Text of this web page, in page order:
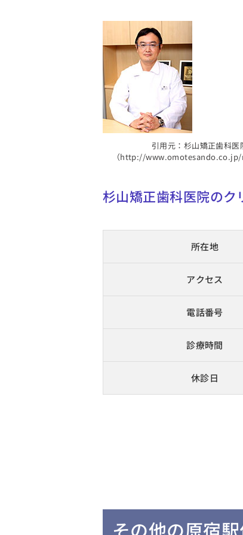
引用元：杉山矯正歯科医
（http://
杉山矯正歯科医院のク
所在地
アクセス
電話番号
診療時間
休診日
その他の原宿